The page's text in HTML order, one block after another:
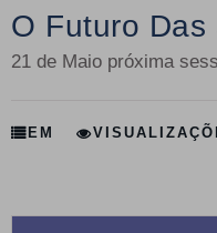
O Futuro Das
21 de Maio próxima
EM